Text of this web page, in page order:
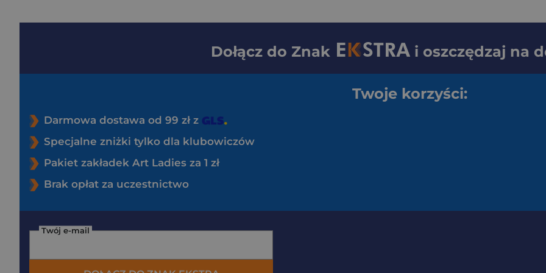
Dołącz do Znak i oszczędzaj na
Twoje korzyści:
Darmowa dostawa od 99 zł z
Specjalne zniżki tylko dla klubowiczów
Pakiet zakładek Art Ladies za 1 zł
Brak opłat za uczestnictwo
Twój e-mail